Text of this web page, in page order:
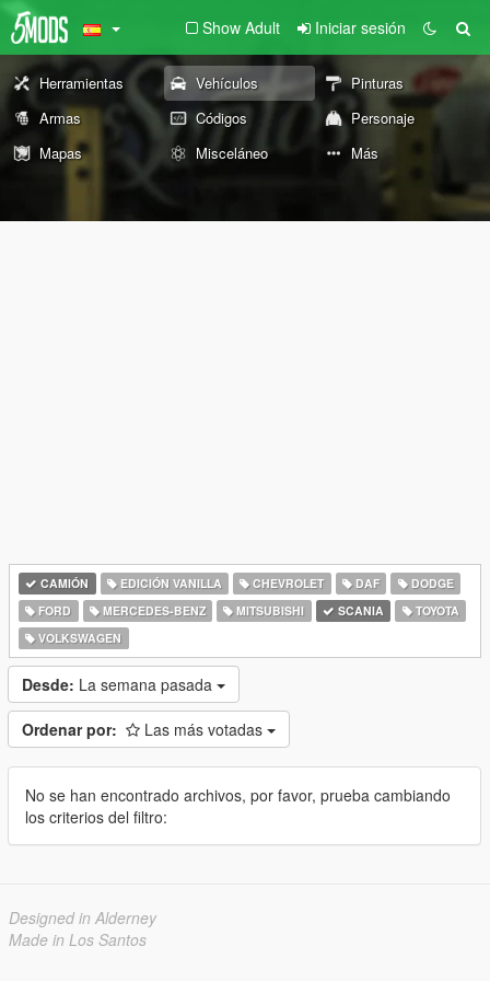
Show Adult Iniciar sesión
Herramientas Vehículos
Pinturas
Armas
Códigos
Personaje
Mapas
Misceláneo Más
CAMIÓN EDICIÓN VANILLA CHEVROLET DAF
DODGE
FORD
MERCEDES-BENZ MITSUBISHI SCANIA
TOYOTA
VOLKSWAGEN
Desde: La semana pasada
Ordenar por: Las más votadas
No se han encontrado archivos, por favor, prueba cambiando
los criterios del filtro:
Designed in Alderney
Made in Los Santos